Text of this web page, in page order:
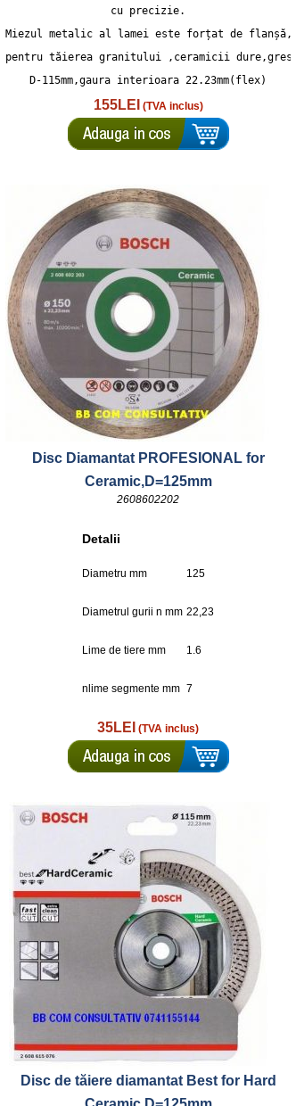
cu precizie.
Miezul metalic al lamei este forțat de flanșă,
pentru tăierea granitului ,ceramicii
D-115mm,gaura interioara 22.23mm(flex)
155LEI (TVA inclus)
Disc Diamantat PROFESIONAL for
Ceramic,D=125mm
2608602202
Detalii
Diametru mm 125
Diametrul gurii n mm 22,23
Lime de tiere mm 1.6
nlime segmente mm 7
35LEI (TVA inclus)
Disc de tăiere diamantat Best for Hard